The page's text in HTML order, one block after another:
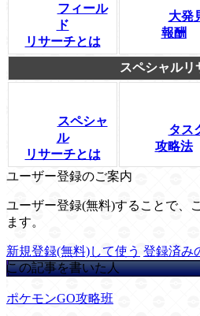
フィール
ド
リサーチとは
大発
報酬
スペシャルリ
スペシャ
ル
リサーチとは
タス
攻略法
ユーザー登録のご案内
ユーザー登録(無料)することで、
ます。
新規登録(無料)して使う 登録済み
この記事を書いた人
ポケモンGO攻略班